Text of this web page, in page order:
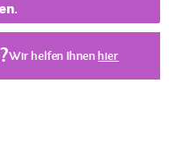
.
Wir helfen Ihnenhier